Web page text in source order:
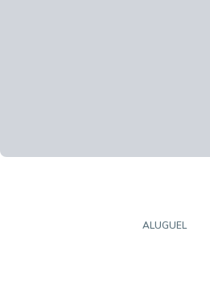
ALUGUEL